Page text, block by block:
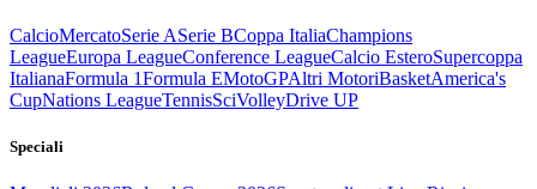
CalcioMercatoSerie ASerie BCoppa ItaliaChampions
LeagueEuropa LeagueConference LeagueCalcio EsteroSupercoppa
ItalianaFormula 1Formula EMotoGPAltri MotoriBasketAmerica's
CupNations LeagueTennisSciVolleyDrive UP
Speciali